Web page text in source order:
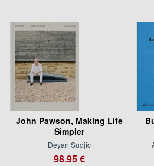
John Pawson, Making Life
Simpler
Deyan Sudjic
98.95 €